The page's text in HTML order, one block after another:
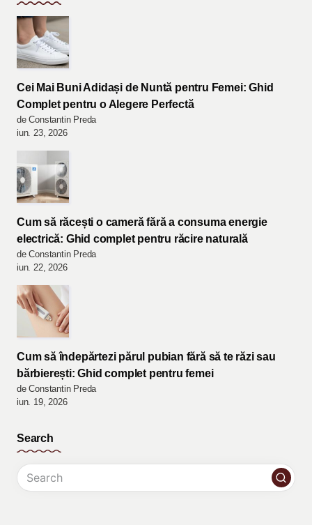
Cei Mai Buni Adidași de Nuntă pentru Femei: Ghid
Complet pentru o Alegere Perfectă
de Constantin Preda
iun. 23, 2026
Cum să răcești o cameră fără a consuma energie
electrică: Ghid complet pentru răcire naturală
de Constantin Preda
iun. 22, 2026
Cum să îndepărtezi părul pubian fără să te răzi sau
bărbierești: Ghid complet pentru femei
de Constantin Preda
iun. 19, 2026
Search